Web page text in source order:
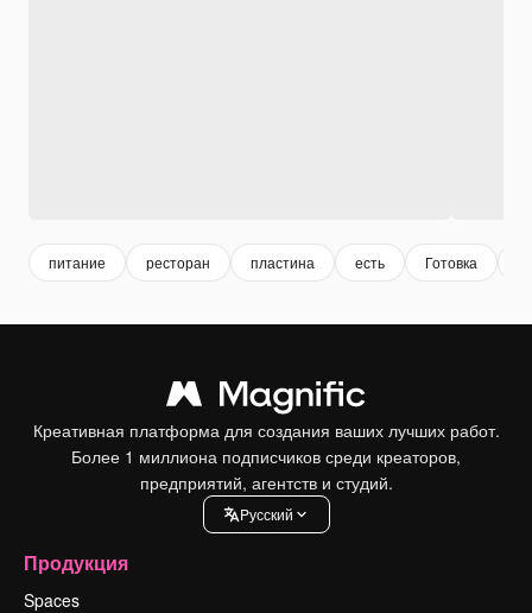
питание ресторан пластина есть Готовка
Креативная платформа для создания ваших лучших работ.
Более 1 миллиона подписчиков среди креаторов,
предприятий, агентств и студий.
Pусский
Продукция
Spaces